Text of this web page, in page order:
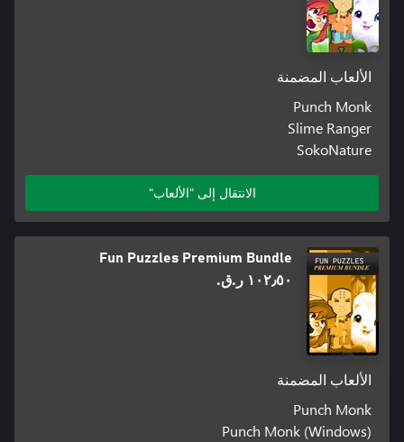
الألعاب المضمنة
Punch Monk
Slime Ranger
SokoNature
الانتقال إلى "الألعاب"
Fun Puzzles Premium Bundle
١٠٢٫٥٠ ر.ق.‏
الألعاب المضمنة
Punch Monk
Punch Monk (Windows)